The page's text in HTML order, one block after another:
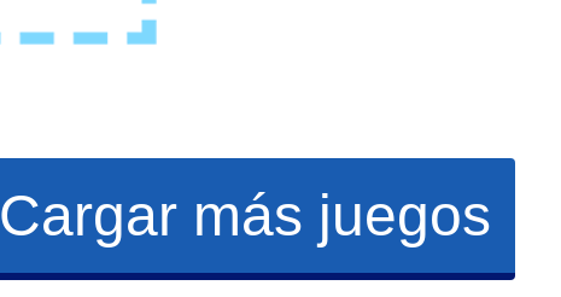
Cargar más juegos